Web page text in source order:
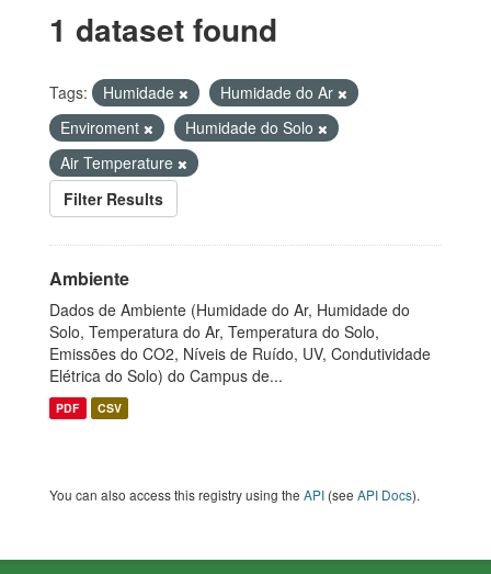
1 dataset found
Tags: Humidade
Humidade do Ar
Enviroment
Humidade do Solo
Air Temperature
Filter Results
Ambiente
Dados de Ambiente (Humidade do Ar, Humidade do
Solo, Temperatura do Ar, Temperatura do Solo,
Emissões do CO2, Níveis de Ruído, UV, Condutividade
Elétrica do Solo) do Campus de...
PDF CSV
You can also access this registry using the API (see API Docs).